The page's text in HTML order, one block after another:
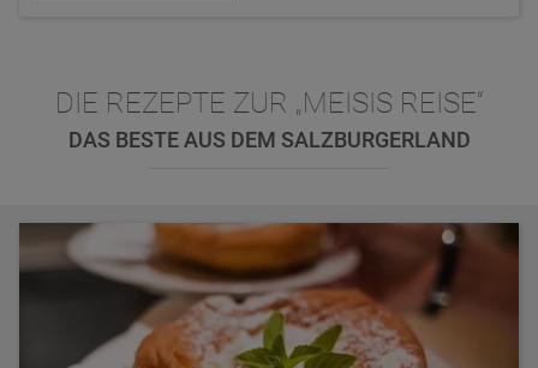
DIE REZEPTE ZUR „MEISIS REISE“
DAS BESTE AUS DEM SALZBURGERLAND